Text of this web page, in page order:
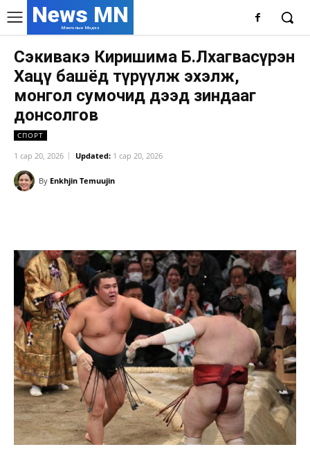
News MN
Монголын Мэдээ
Сэкивакэ Киришима Б.Лхагвасүрэн
Хацү башёд түрүүлж эхэлж,
монгол сумочид дээд зиндааг
донсолгов
СПОРТ
1 сар 20, 2026 Updated: 1 сар 20, 2026
By Enkhjin Temuujin